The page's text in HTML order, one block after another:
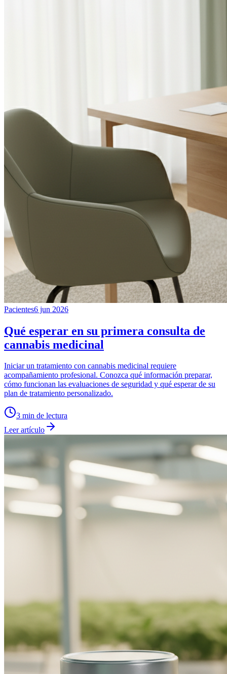
Pacientes6 jun 2026
Qué esperar en su primera consulta de
cannabis medicinal
Iniciar un tratamiento con cannabis medicinal requiere
acompañamiento profesional. Conozca qué información preparar,
cómo funcionan las evaluaciones de seguridad y qué esperar de su
plan de tratamiento personalizado.
3 min de lectura
Leer artículo